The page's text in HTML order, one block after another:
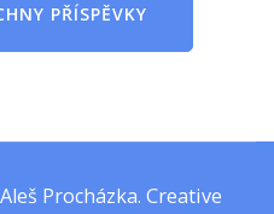
PŘÍSPĚVKY
Procházka. Creative